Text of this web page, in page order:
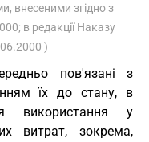
внесеними згідно з
в редакції Наказу
)
пов'язані з
їх до стану, в
використання у
витрат, зокрема,